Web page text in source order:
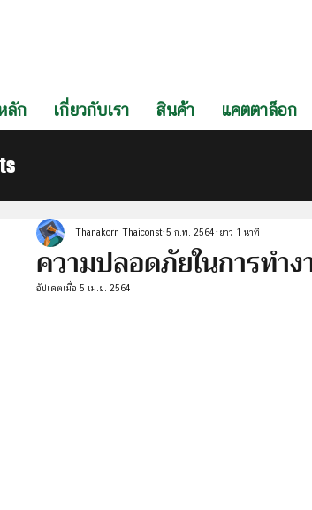
ลัก
เกี่ยวกับเรา สินค้า แคตตาล็อก
ความปลอดภัยในการทำ
Thanakorn Thaiconst 5 ก.พ. 2564 ยาว 1 นาที
อัปเดตเมื่อ 5 เม.ย. 2564